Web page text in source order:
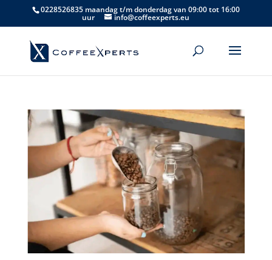
0228526835 maandag t/m donderdag van 09:00 tot 16:00
uur info@coffeexperts.eu